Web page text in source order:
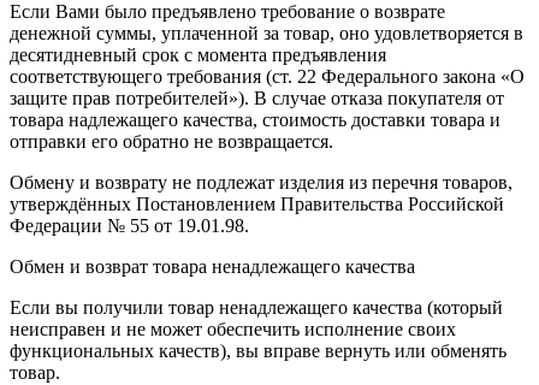
Если Вами было предъявлено требование о возврате
денежной суммы, уплаченной за товар, оно удовлетворяется в
десятидневный срок с момента предъявления
соответствующего требования (ст. 22 Федерального закона «О
защите прав потребителей»). В случае отказа покупателя от
товара надлежащего качества, стоимость доставки товара и
отправки его обратно не возвращается.
Обмену и возврату не подлежат изделия из перечня товаров,
утверждённых Постановлением Правительства Российской
Федерации № 55 от 19.01.98.
Обмен и возврат товара ненадлежащего качества
Если вы получили товар ненадлежащего качества (который
неисправен и не может обеспечить исполнение своих
функциональных качеств), вы вправе вернуть или обменять
товар.